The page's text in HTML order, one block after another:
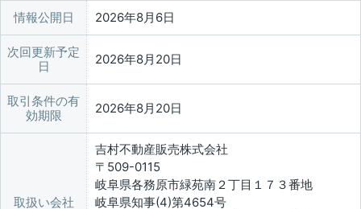
情報公開日 2026年8月6日
次回更新予定
日
2026年8月20日
取引条件の有
効期限
2026年8月20日
取扱い会社
吉村不動産販売株式会社
〒509-0115
岐阜県各務原市緑苑南２丁目１７３番地
岐阜県知事(4)第4654号